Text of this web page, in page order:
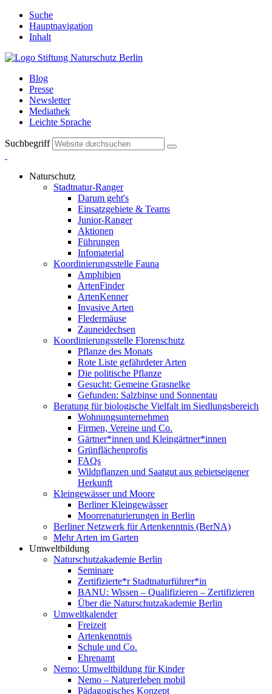
Suche
Hauptnavigation
Inhalt
Blog
Presse
Newsletter
Mediathek
Leichte Sprache
Suchbegriff
Naturschutz
Stadtnatur-Ranger
Darum geht's
Einsatzgebiete & Teams
Junior-Ranger
Aktionen
Führungen
Infomaterial
Koordinierungsstelle Fauna
Amphibien
ArtenFinder
ArtenKenner
Invasive Arten
Fledermäuse
Zauneidechsen
Koordinierungsstelle Florenschutz
Pflanze des Monats
Rote Liste gefährdeter Arten
Die politische Pflanze
Gesucht: Gemeine Grasnelke
Gefunden: Salzbinse und Sonnentau
Beratung für biologische Vielfalt im Siedlungsbereich
Wohnungsunternehmen
Firmen, Vereine und Co.
Gärtner*innen und Kleingärtner*innen
Grünflächenprofis
FAQs
Wildpflanzen und Saatgut aus gebietseigener
Herkunft
Kleingewässer und Moore
Berliner Kleingewässer
Moorrenaturierungen in Berlin
Berliner Netzwerk für Artenkenntnis (BerNA)
Mehr Arten im Garten
Umweltbildung
Naturschutzakademie Berlin
Seminare
Zertifizierte*r Stadtnaturführer*in
BANU: Wissen – Qualifizieren – Zertifizieren
Über die Naturschutzakademie Berlin
Umweltkalender
Freizeit
Artenkenntnis
Schule und Co.
Ehrenamt
Nemo: Umweltbildung für Kinder
Nemo – Naturerleben mobil
Pädagogisches Konzept